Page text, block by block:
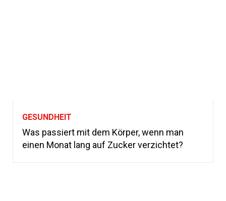
GESUNDHEIT
Was passiert mit dem Körper, wenn man
einen Monat lang auf Zucker verzichtet?